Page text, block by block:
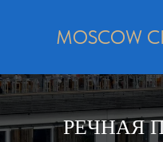
MOSCOW
РЕЧНАЯ